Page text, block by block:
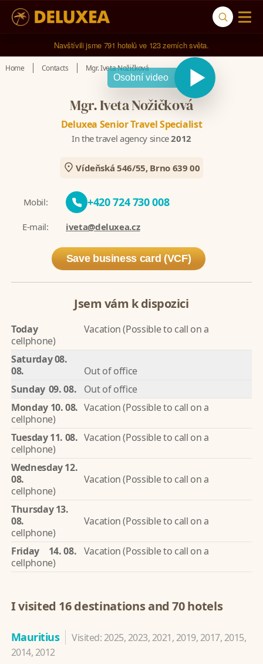
Navštívili jsme 791 hotelů ve 123 zemích světa.
Home Contacts
Mgr. Iveta Nožičková
Osobní video
Mgr. Iveta Nožičková
Deluxea Senior Travel Specialist
In the travel agency since2012
Vídeňská 546/55, Brno 639 00
Mobil: +420 724 730 008
E-mail: iveta@deluxea.cz
Save business card (VCF)
Jsem vám k dispozici
Today
Vacation (Possible to call on a
cellphone)
Saturday08.
08.
Out of office
Sunday 09. 08.
Out of office
Monday10. 08. Vacation (Possible to call on a
cellphone)
Tuesday11. 08. Vacation (Possible to call on a
cellphone)
Wednesday12.
08.
Vacation (Possible to call on a
cellphone)
Thursday13.
08.
Vacation (Possible to call on a
cellphone)
Friday
14. 08. Vacation (Possible to call on a
cellphone)
I visited 16 destinations and 70 hotels
Mauritius
Visited: 2025, 2023, 2021, 2019, 2017, 2015,
2014, 2012